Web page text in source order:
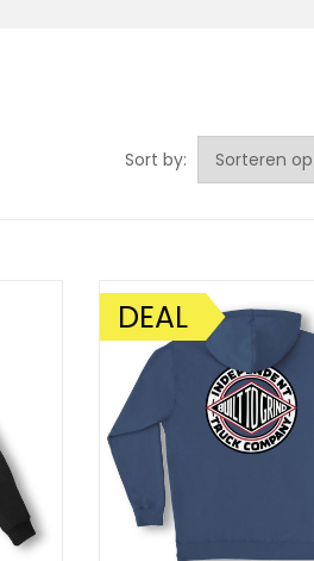
Sort by:
AANBIEDING!
DEAL